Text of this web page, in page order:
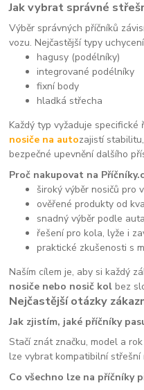
Jak vybrat správné
Výběr správných příčníků
vozu. Nejčastější typy
hagusy (podélníky)
integrované podélníky
fixní body
hladká střecha
Každý typ vyžaduje specifické
nosiče na autozajistí
bezpečné upevnění dalšího
Proč nakupovat na
široký výběr nosičů pro
ověřené produkty od
snadný výběr podle auta
řešení pro kola, lyže i
praktické zkušenosti s
Naším cílem je, aby si každý
nosiče nebo nosič kol bez
Nejčastější otázky
Jak zjistím, jaké příčníky
Stačí znát značku, model a
lze vybrat kompatibilní střešní
Co všechno lze na příčníky